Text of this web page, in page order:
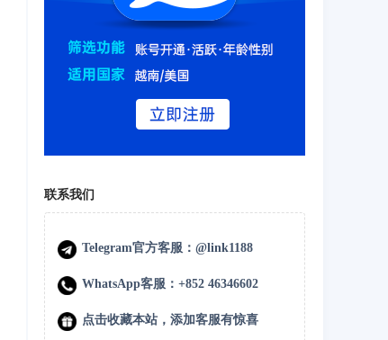
联系我们
Telegram官方客服：@link1188
WhatsApp客服：+852 46346602
点击收藏本站，添加客服有惊喜